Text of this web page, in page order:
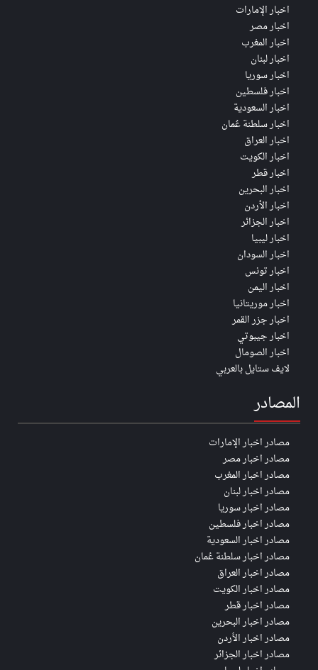
اخبار الإمارات
اخبار مصر
اخبار المغرب
اخبار لبنان
اخبار سوريا
اخبار فلسطين
اخبار السعودية
اخبار سلطنة عُمان
اخبار العراق
اخبار الكويت
اخبار قطر
اخبار البحرين
اخبار الأردن
اخبار الجزائر
اخبار ليبيا
اخبار السودان
اخبار تونس
اخبار اليمن
اخبار موريتانيا
اخبار جزر القمر
اخبار جيبوتي
اخبار الصومال
لايف ستايل بالعربي
المصادر
مصادر اخبار الإمارات
مصادر اخبار مصر
مصادر اخبار المغرب
مصادر اخبار لبنان
مصادر اخبار سوريا
مصادر اخبار فلسطين
مصادر اخبار السعودية
مصادر اخبار سلطنة عُمان
مصادر اخبار العراق
مصادر اخبار الكويت
مصادر اخبار قطر
مصادر اخبار البحرين
مصادر اخبار الأردن
مصادر اخبار الجزائر